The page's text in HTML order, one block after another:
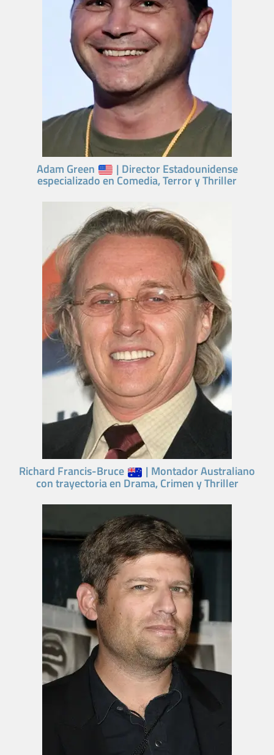
Adam Green | Director Estadounidense
especializado en Comedia, Terror y Thriller
Richard Francis-Bruce | Montador Australiano
con trayectoria en Drama, Crimen y Thriller